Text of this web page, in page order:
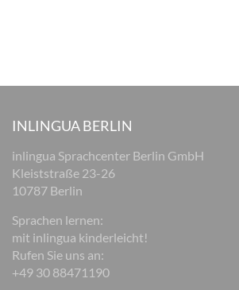
INLINGUA BERLIN
inlingua Sprachcenter Berlin GmbH
Kleiststraße 23-26
10787 Berlin
Sprachen lernen:
mit inlingua kinderleicht!
Rufen Sie uns an:
+49 30 88471190